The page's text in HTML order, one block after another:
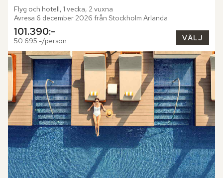
Flyg och hotell, 1 vecka, 2 vuxna
Avresa 6 december 2026 från Stockholm Arlanda
101.390:-
50.695:-/person VÄLJ